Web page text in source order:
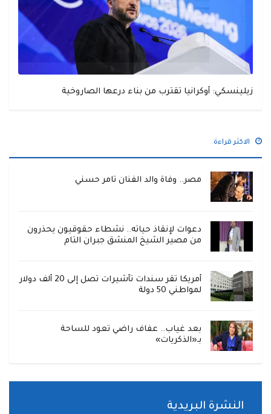
زيلينسكي: أوكرانيا تقترب من بناء درعها الصاروخية
الاكثر قراءة
مصر.. وفاة والد الفنان تامر حسني
دعوات لإنقاذ حياته.. نشطاء حقوقيون يحذرون
من مصير الشيخ المنشق جبران التام
أمريكا تقر سندات تأشيرات تصل إلى 20 ألف دولار
لمواطني 50 دولة
بعد غياب.. عفاف راضي تعود للساحة
بـ«الذكريات»
النشرة البريدية